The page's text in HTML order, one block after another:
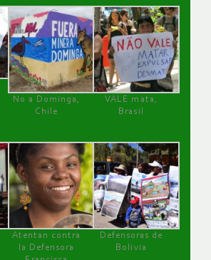
No a Dominga,
Chile
VALE mata,
Brasil
Atentan contra
la Defensora
Defensoras de
Bolivia